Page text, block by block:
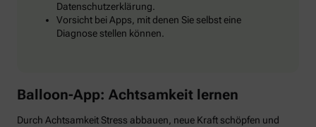
Datenschutzerklärung.
Vorsicht bei Apps, mit denen Sie selbst eine
Diagnose stellen können.
Balloon-App: Achtsamkeit lernen
Durch Achtsamkeit Stress abbauen, neue Kraft schöpfen und